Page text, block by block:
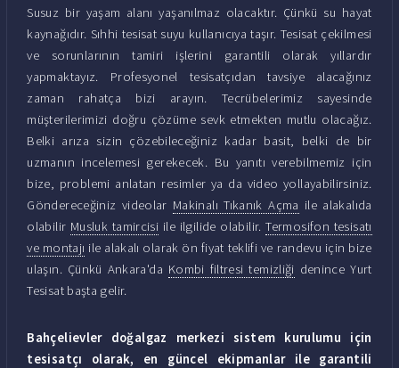
Susuz bir yaşam alanı yaşanılmaz olacaktır. Çünkü su hayat
kaynağıdır. Sıhhi tesisat suyu kullanıcıya taşır. Tesisat çekilmesi
ve sorunlarının tamiri işlerini garantili olarak yıllardır
yapmaktayız. Profesyonel tesisatçıdan tavsiye alacağınız
zaman rahatça bizi arayın. Tecrübelerimiz sayesinde
müşterilerimizi doğru çözüme sevk etmekten mutlu olacağız.
Belki arıza sizin çözebileceğiniz kadar basit, belki de bir
uzmanın incelemesi gerekecek. Bu yanıtı verebilmemiz için
bize, problemi anlatan resimler ya da video yollayabilirsiniz.
Göndereceğiniz videolar Makinalı Tıkanık Açma ile alakalıda
olabilir Musluk tamircisi ile ilgilide olabilir.Termosifon tesisatı
ve montajı ile alakalı olarak ön fiyat teklifi ve randevu için bize
ulaşın. Çünkü Ankara'da Kombi filtresi temizliği denince Yurt
Tesisat başta gelir.
Bahçelievler doğalgaz merkezi sistem kurulumu için
tesisatçı olarak, en güncel ekipmanlar ile garantili